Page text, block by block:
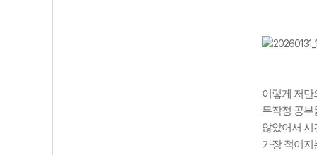
이렇게 저
무작정 공부
않았어서 시
가장 적어지